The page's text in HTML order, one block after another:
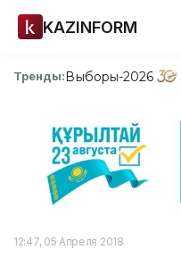
KAZINFORM
Тренды:Выборы-2026
12:47, 05 Апреля 2018